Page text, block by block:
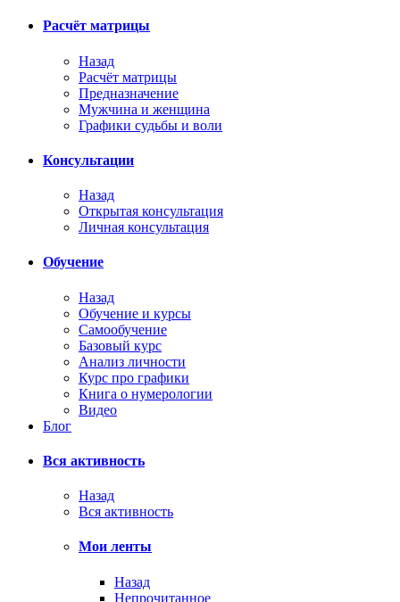
Расчёт матрицы
Назад
Расчёт матрицы
Предназначение
Мужчина и женщина
Графики судьбы и воли
Консультации
Назад
Открытая консультация
Личная консультация
Обучение
Назад
Обучение и курсы
Самообучение
Базовый курс
Анализ личности
Курс про графики
Книга о нумерологии
Видео
Блог
Вся активность
Назад
Вся активность
Мои ленты
Назад
Непрочитанное